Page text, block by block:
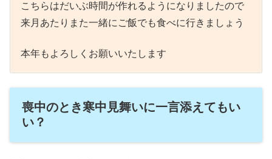
こちらはだいぶ時間が作れるようになりましたので
来月あたりまた一緒にご飯でも食べに行きましょう
本年もよろしくお願いいたします
喪中のとき寒中見舞いに一言添えてもい
い？